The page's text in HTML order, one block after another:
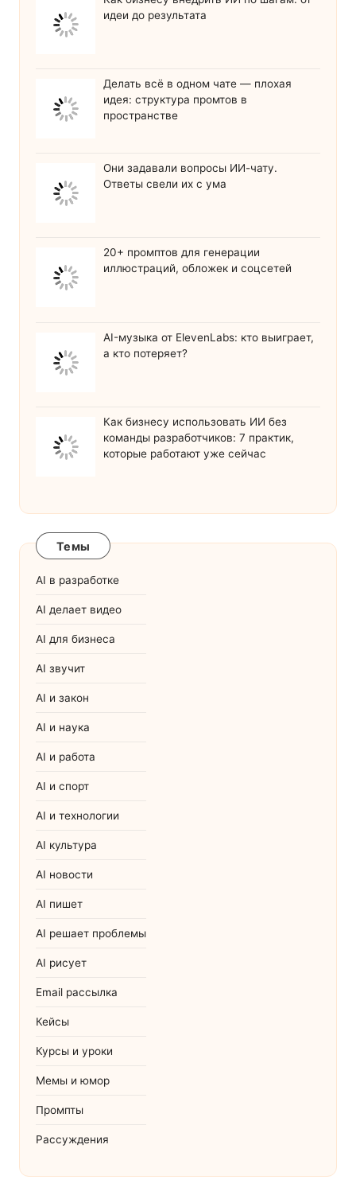
идеи до результата
Делать всё в одном чате — плохая
идея: структура промтов в
пространстве
Они задавали вопросы ИИ-чату.
Ответы свели их с ума
20+ промптов для генерации
иллюстраций, обложек и соцсетей
AI-музыка от ElevenLabs: кто выиграет,
а кто потеряет?
Как бизнесу использовать ИИ без
команды разработчиков: 7 практик,
которые работают уже сейчас
Темы
AI в разработке
AI делает видео
AI для бизнеса
AI звучит
AI и закон
AI и наука
AI и работа
AI и спорт
AI и технологии
AI культура
AI новости
AI пишет
AI решает проблемы
AI рисует
Email рассылка
Кейсы
Курсы и уроки
Мемы и юмор
Промпты
Рассуждения